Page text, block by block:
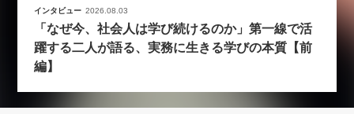
インタビュー 2026.08.03
「なぜ今、社会人は学び続けるのか」第一線で活
躍する二人が語る、実務に生きる学びの本質【前
編】